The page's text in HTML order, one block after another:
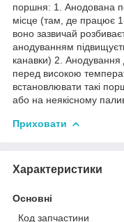
поршня: 1. Анодована
місце (там, де працює
воно зазвичай
анодуванням
канавки) 2.
перед високою
встановлювати такі
або на неякісному
Приховати
Характеристики
Основні
Код запчастини